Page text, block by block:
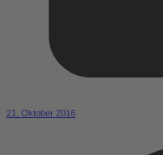
21. Oktober 2016